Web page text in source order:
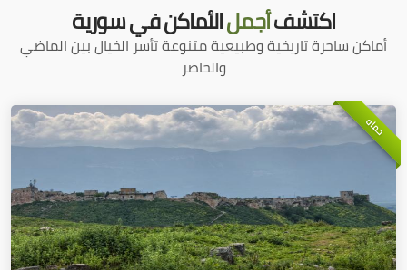
اكتشفأجملالأماكن في سورية
أماكن ساحرة تاريخية وطبيعية متنوعة تأسر الخيال بين الماضي
والحاضر
حماه